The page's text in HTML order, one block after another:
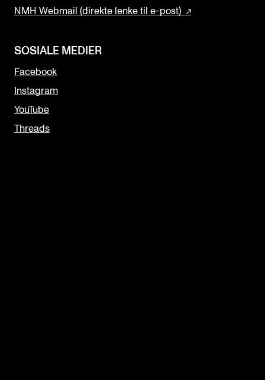
NMH Webmail (direkte lenke til e-post)
SOSIALE MEDIER
Facebook
Instagram
YouTube
Threads